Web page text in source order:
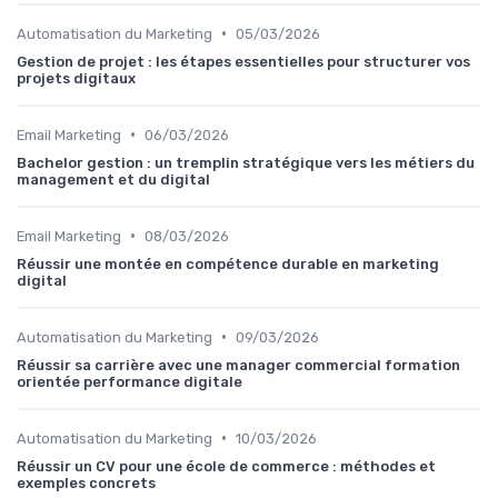
Automatisation du Marketing • 05/03/2026
Gestion de projet : les étapes essentielles pour structurer vos
projets digitaux
Email Marketing • 06/03/2026
Bachelor gestion : un tremplin stratégique vers les métiers du
management et du digital
Email Marketing • 08/03/2026
Réussir une montée en compétence durable en marketing
digital
Automatisation du Marketing • 09/03/2026
Réussir sa carrière avec une manager commercial formation
orientée performance digitale
Automatisation du Marketing • 10/03/2026
Réussir un CV pour une école de commerce : méthodes et
exemples concrets